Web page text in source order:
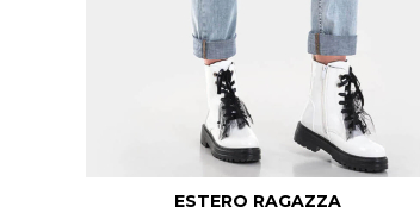
ESTERO RAGAZZA